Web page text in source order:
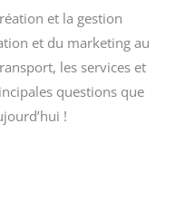
et la gestion
et du marketing au
les services et
questions que
!